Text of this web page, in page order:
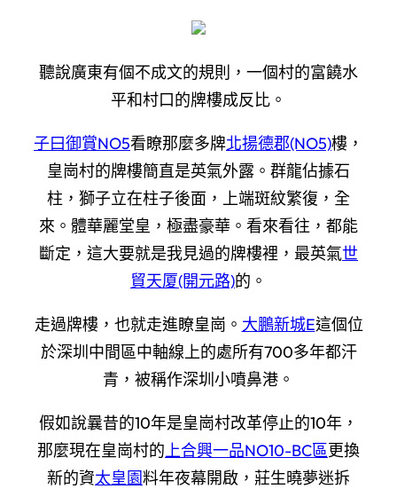
聽說廣東有個不成文的規則，一個村的富饒水
平和村口的牌樓成反比。
子曰御賞NO5看瞭那麼多牌北揚德郡(NO5)樓，
皇崗村的牌樓簡直是英氣外露。群龍佔據石
柱，獅子立在柱子後面，上端斑紋繁復，全
來。體華麗堂皇，極盡豪華。看來看往，都能
斷定，這大要就是我見過的牌樓裡，最英氣世
貿天厦(開元路)的。
走過牌樓，也就走進瞭皇崗。 大鵬新城E這個位
於深圳中間區中軸線上的處所有700多年都汗
青，被稱作深圳小噴鼻港。
假如說曩昔的10年是皇崗村改革停止的10年，
那麼現在皇崗村的上合興一品NO10-BC區更換
新的資太皇園料年夜幕開啟，莊生曉夢迷拆